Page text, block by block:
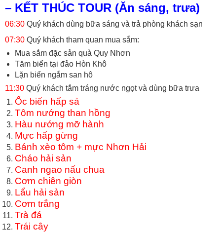
– KẾT THÚC TOUR (Ăn sáng, trưa)
06:30 Quý khách dùng bữa sáng và trả phòng khách sạn
07:30 Quý khách tham quan mua sắm:
Mua sắm đặc sản quà Quy Nhơn
Tăm biển tại đảo Hòn Khô
Lặn biển ngắm san hô
11:30 Quý khách tắm tráng nước ngọt và dùng bữa trưa
Ốc biển hấp sả
Tôm nướng than hồng
Hàu nướng mỡ hành
Mực hấp gừng
Bánh xèo tôm + mực Nhơn Hải
Cháo hải sản
Canh ngao nấu chua
Cơm chiên giòn
Lẩu hải sản
Cơm trắng
Trà đá
Trái cây